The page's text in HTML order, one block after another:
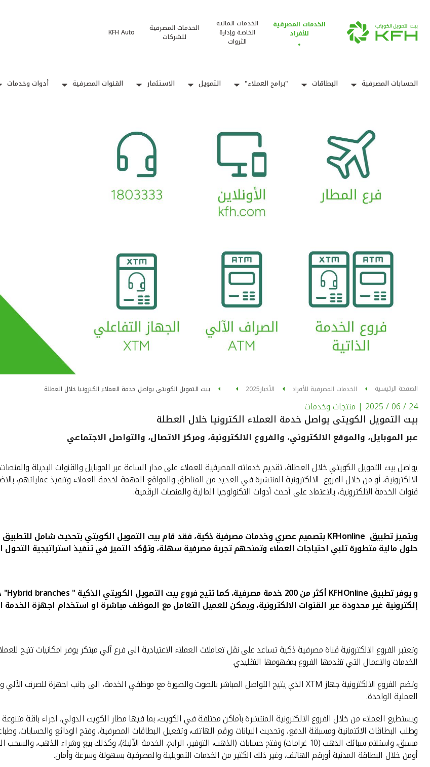
الخدمات المصرفية
للأفراد
الخدمات المالية
الخاصة وإدارة
الثروات
الخدمات المصرفية
للشركات
KFH Auto
الحسابات المصرفية البطاقات "برامج العملاء" التمويل الاستثمار القنوات المصرفية أدوات وخدمات
الصفحة الرئيسية الخدمات المصرفية للأفراد الأخبار2025 بيت التمويل الكويتى يواصل خدمة العملاء الكترونيا خلال العطلة
24 / 06 / 2025 | منتجات وخدمات
بيت التمويل الكويتى يواصل خدمة العملاء الكترونيا خلال العطلة
عبر الموبايل، والموقع الالكتروني، والفروع الالكترونية، ومركز الاتصال، والتواصل الاجتماعي
يواصل بيت التمويل الكويتي خلال العطلة، تقديم خدماته المصرفية للعملاء على مدار الساعة عبر الموبايل والقنوات البديلة
الالكترونية، أو من خلال الفروع الالكترونية المنتشرة في العديد من المناطق والمواقع المهمة لخدمة العملاء وتنفيذ عملياتهم،
قنوات الخدمة الالكترونية، بالاعتماد على أحدث أدوات التكنولوجيا المالية والمنصات الرقمية.
ويتميز تطبيق KFHonlineبتصميم عصري وخدمات مصرفية ذكية،فقد قام بيت التمويل الكويتي بتحديث شامل للتطبيق
حلول مالية متطورة تلبي احتياجات العملاء وتمنحهم تجربة مصرفية سهلة، وتؤكد التميز في تنفيذ استراتيجية التحول
ويوفر تطبيق أكثر من 200 خدمة مصرفية، كما تتيح فروع بيت التمويل الكويتي الذكية " Hybrid branches"
إلكترونية غير محدودة عبر القنوات الالكترونية، ويمكن للعميل التعامل مع الموظف مباشرة او استخدام اجهزة الخدمة
الخدمات والاعمال التي تقدمها الفروع بمفهومها التقليدي.
العملية الواحدة.
ويستطيع العملاء من خلال الفروع الالكترونية المنتشرة بأماكن مختلفة في الكويت، بما فيها مطار الكويت الدولي، اجراء باقة متنوعة
وطلب البطاقات الائتمانية ومسبقة الدفع، وتحديث البيانات ورقم الهاتف، وتفعيل البطاقات المصرفية، وفتح الودائع والحسابات،
أومن خلال البطاقة المدنية أورقم الهاتف، وغير ذلك الكثير من الخدمات التمويلية والمصرفية بسهولة وسرعة وأمان.